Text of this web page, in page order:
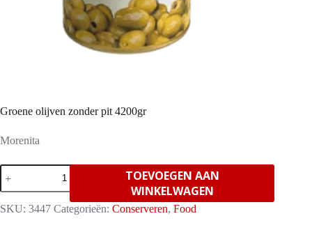
Groene olijven zonder pit 4200gr
Morenita
Groene
olijven
zonder
pit
TOEVOEGEN AAN
WINKELWAGEN
SKU: 3447 Categorieën: Conserveren, Food